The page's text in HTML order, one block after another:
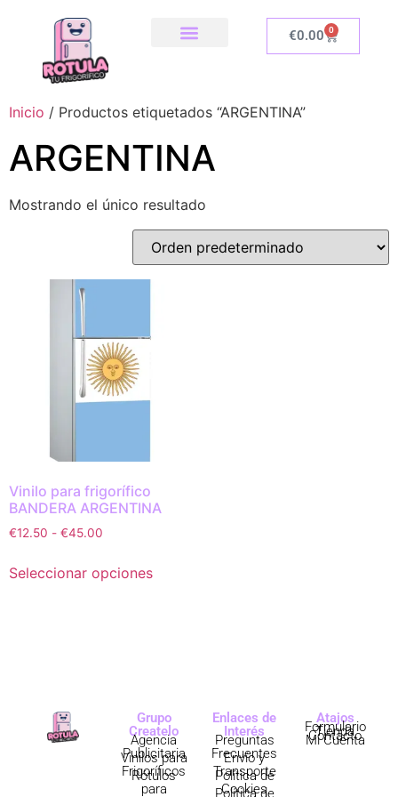
€0.00 0
Inicio / Productos etiquetados “ARGENTINA”
ARGENTINA
Mostrando el único resultado
Vinilo para frigorífico
BANDERA ARGENTINA
€12.50 - €45.00
Seleccionar opciones
Grupo
Createlo
Agencia
Publicitaria
Vinilos para
Frigoríficos
Rótulos
para
Enlaces de
Interés
Preguntas
Frecuentes
Envío y
Transporte
Política de
Cookies
Política de
Atajos
Formulario
Tienda
Contacto
Mi Cuenta